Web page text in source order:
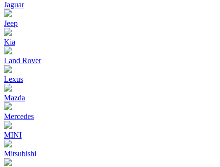
Jaguar
Jeep
Kia
Land Rover
Lexus
Mazda
Mercedes
MINI
Mitsubishi